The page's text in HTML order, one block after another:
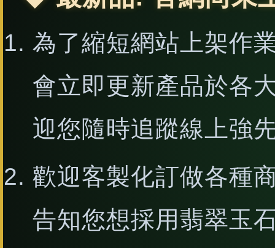
為了縮短網站上架作
會立即更新產品於各
迎您隨時追蹤線上強
歡迎客製化訂做各種
告知您想採用翡翠玉